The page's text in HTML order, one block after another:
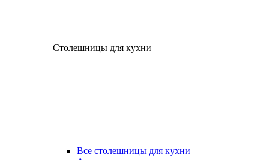
Столешницы для кухни
Все столешницы для кухни